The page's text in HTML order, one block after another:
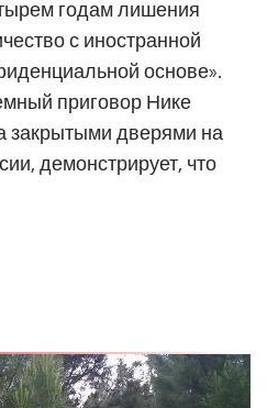
годам лишения
с иностранной
основе».
приговор Нике
закрытыми дверями на
демонстрирует, что